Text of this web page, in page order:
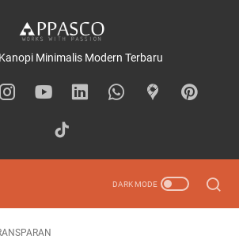
Minimalis Modern Terbaru